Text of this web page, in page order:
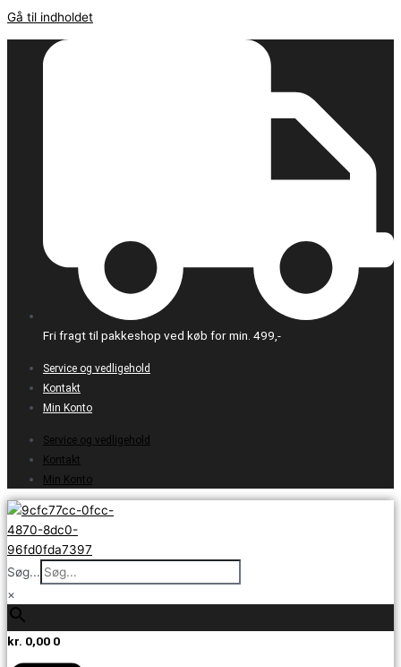
Gå til indholdet
Fri fragt til pakkeshop ved køb for min. 499,-
Service og vedligehold
Kontakt
Min Konto
Service og vedligehold
Kontakt
Min Konto
Søg...
×
kr. 0,00 0